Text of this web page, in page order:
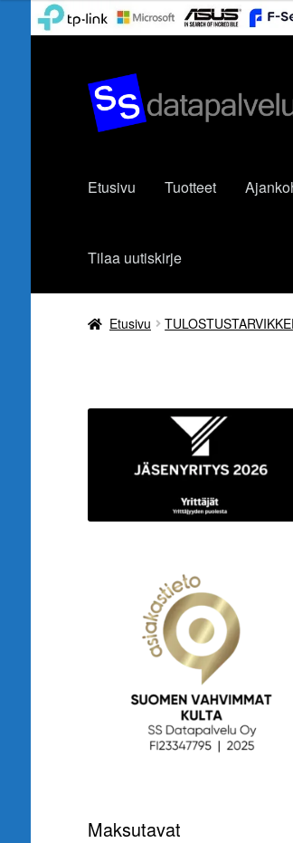
Siirry
navigointiin
Siirry
sisältöön
Etusivu Tuotteet
Tilaa uutiskirje
Etusivu
Maksutavat